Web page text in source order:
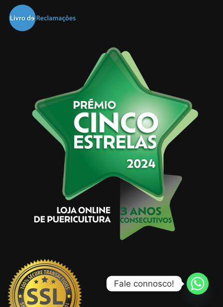
Fale connosco!